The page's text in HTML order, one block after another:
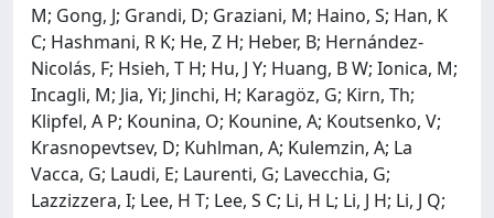
M; Gong, J; Grandi, D; Graziani, M; Haino, S; Han, K
C; Hashmani, R K; He, Z H; Heber, B; Hernández-
Nicolás, F; Hsieh, T H; Hu, J Y; Huang, B W; Ionica, M;
Incagli, M; Jia, Yi; Jinchi, H; Karagöz, G; Kirn, Th;
Klipfel, A P; Kounina, O; Kounine, A; Koutsenko, V;
Krasnopevtsev, D; Kuhlman, A; Kulemzin, A; La
Vacca, G; Laudi, E; Laurenti, G; Lavecchia, G;
Lazzizzera, I; Lee, H T; Lee, S C; Li, H L; Li, J H; Li, J Q;